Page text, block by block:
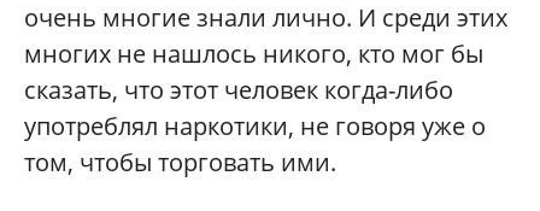
очень многие знали лично. И среди этих
многих не нашлось никого, кто мог бы
сказать, что этот человек когда-либо
употреблял наркотики, не говоря уже о
том, чтобы торговать ими.